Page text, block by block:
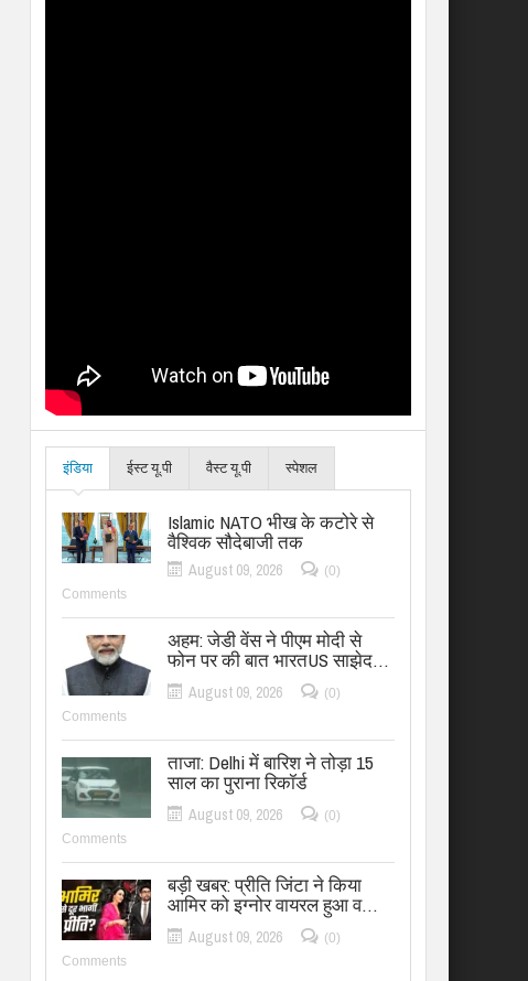
इंडिया ईस्ट यू.पी वैस्ट यू.पी स्पेशल
Islamic NATO भीख के कटोरे से
वैश्विक सौदेबाजी तक
August 09, 2026
(0)
Comments
अहम: जेडी वेंस ने पीएम मोदी से
फोन पर की बात भारतUS साझेद…
August 09, 2026
(0)
Comments
ताजा: Delhi में बारिश ने तोड़ा 15
साल का पुराना रिकॉर्ड
August 09, 2026
(0)
Comments
बड़ी खबर: प्रीति जिंटा ने किया
आमिर को इग्नोर वायरल हुआ व…
August 09, 2026
(0)
Comments